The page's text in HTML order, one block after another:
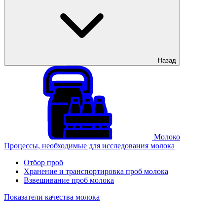
Назад
Молоко
Процессы, необходимые для исследования молока
Отбор проб
Хранение и транспортировка проб молока
Взвешивание проб молока
Показатели качества молока